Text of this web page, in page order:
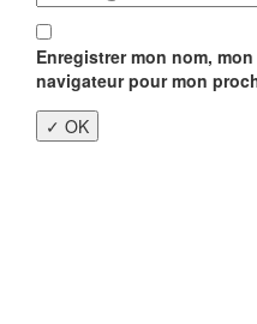
Enregistrer mon nom,
navigateur pour mon